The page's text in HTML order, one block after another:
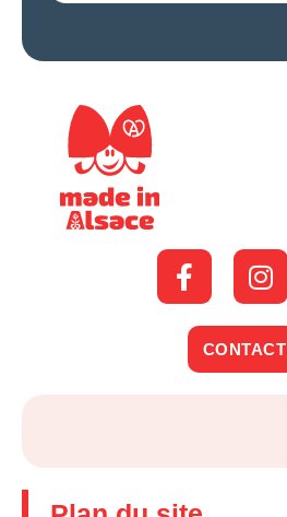
CONTACT